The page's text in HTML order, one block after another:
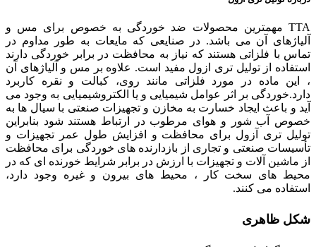
TTA مهمترین محصولات ضد خوردگی به خصوص برای مس و
آلیاژهای آن می باشد. در صنایعی که مایعات به طور مداوم در
تماس با فلزاتی هستند که نیاز به محافظت در برابر خوردگی دارند
استفاده از تولیل تری ازول مفید است. علاوه بر مس و آلیاژهای آن
، این ماده در مورد فلزاتی مانند روی، کبالت و نقره کاربرد
دارد.خوردگی بر اثر عوامل شیمیایی و یا الکتروشیمیایی به وجود می
آید و باعث ایجاد خسارت به مخازن و تجهیزات صنعتی با سیال ها به
خصوص آب شور و هوای مرطوب در ارتباط هستند شود بنابراین
تولیل تری آزول برای محافظت و افزایش طول عمر تجهیزات و
تأسیسات صنعتی و تجاری از بازدارنده های خوردگی برای محافظت
از ماشین آلات و تجهیزات با ارزش در برابر شرایط خورنده ای كه در
محیط های سخت كار ، محیط های بیرون و غیره وجود دارد،
استفاده می كنند.
شکل ظاهری